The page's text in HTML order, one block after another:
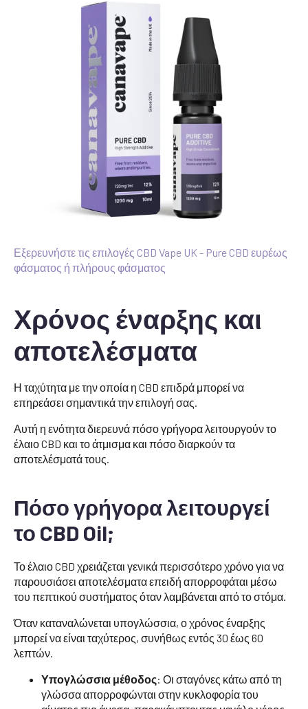
Εξερευνήστε τις επιλογές CBD Vape UK - Pure CBD ευρέως
φάσματος ή πλήρους φάσματος
Χρόνος έναρξης και
αποτελέσματα
Η ταχύτητα με την οποία η CBD επιδρά μπορεί να
επηρεάσει σημαντικά την επιλογή σας.
Αυτή η ενότητα διερευνά πόσο γρήγορα λειτουργούν το
έλαιο CBD και το άτμισμα και πόσο διαρκούν τα
αποτελέσματά τους.
Πόσο γρήγορα λειτουργεί
το CBD Oil;
Το έλαιο CBD χρειάζεται γενικά περισσότερο χρόνο για να
παρουσιάσει αποτελέσματα επειδή απορροφάται μέσω
του πεπτικού συστήματος όταν λαμβάνεται από το στόμα.
Όταν καταναλώνεται υπογλώσσια, ο χρόνος έναρξης
μπορεί να είναι ταχύτερος, συνήθως εντός 30 έως 60
λεπτών.
Υπογλώσσια μέθοδος: Οι σταγόνες κάτω από τη
γλώσσα απορροφώνται στην κυκλοφορία του